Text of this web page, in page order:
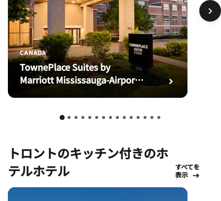
CANADA
TownePlace Suites by
Marriott Mississauga-Airport
トロントのキッチン付きのホ
テルホテル
すべてを
表示